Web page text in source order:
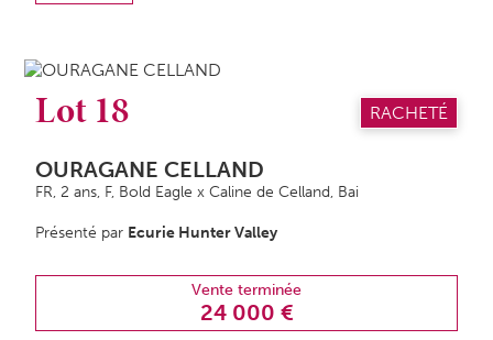
Lot 18 RACHETÉ
OURAGANE CELLAND
FR, 2 ans, F, Bold Eagle x Caline de Celland, Bai
Présenté par Ecurie Hunter Valley
Vente terminée
24 000 €